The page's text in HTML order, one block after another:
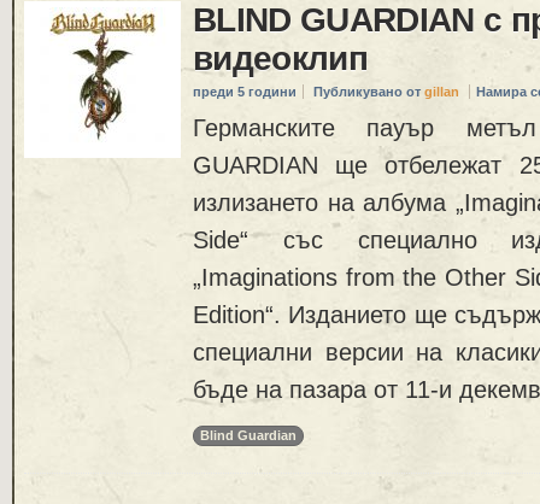
BLIND GUARDIAN с
видеоклип
преди 5 години Публикувано от gillan Намира
Германските пауър
GUARDIAN ще отбележат
излизането на албума
Side“ със специално
„Imaginations from the Other
Edition“. Изданието ще
специални версии на
бъде на пазара от 11-и
Blind Guardian